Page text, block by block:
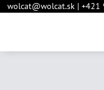
wolcat@wolcat.sk |